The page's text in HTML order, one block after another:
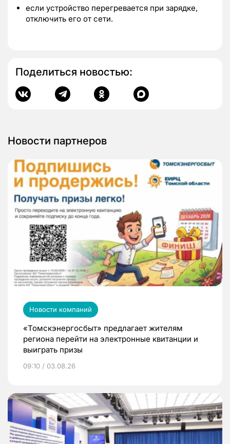
если устройство перегревается при зарядке,
отключить его от сети.
Поделиться новостью:
Новости партнеров
Новости компаний
«Томскэнергосбыт» предлагает жителям
региона перейти на электронные квитанции и
выиграть призы
09:10 / 03.08.26